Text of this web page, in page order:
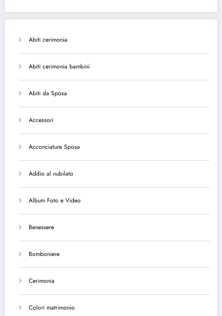
Abiti cerimonia
Abiti cerimonia bambini
Abiti da Sposa
Accessori
Acconciature Sposa
Addio al nubilato
Album Foto e Video
Benessere
Bomboniere
Cerimonia
Colori matrimonio